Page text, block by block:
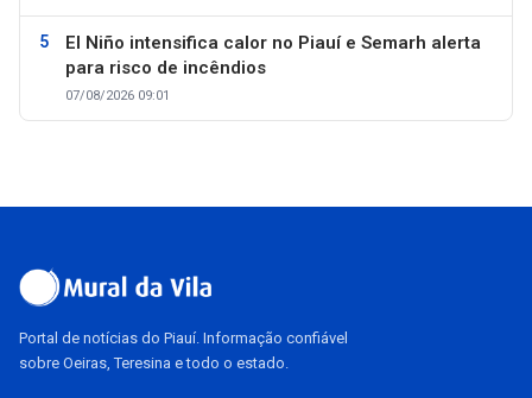
El Niño intensifica calor no Piauí e Semarh alerta
para risco de incêndios
07/08/2026 09:01
Portal de notícias do Piauí. Informação confiável
sobre Oeiras, Teresina e todo o estado.